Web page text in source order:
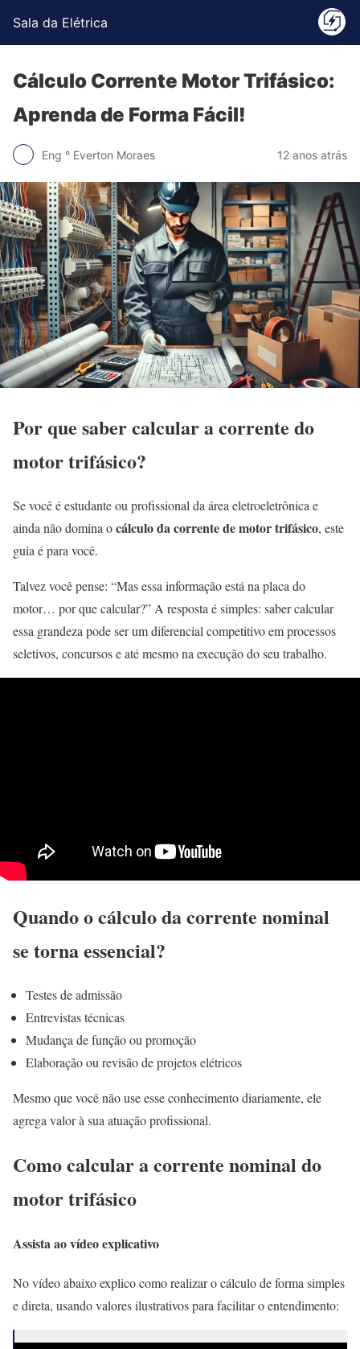
Sala da Elétrica
Cálculo Corrente Motor Trifásico:
Aprenda de Forma Fácil!
Eng ° Everton Moraes 12 anos atrás
Por que saber calcular a corrente do
motor trifásico?
Se você é estudante ou profissional da área eletroeletrônica e
ainda não domina ocálculo da corrente de motor trifásico, este
guia é para você.
Talvez você pense: “Mas essa informação está na placa do
motor… por que calcular?” A resposta é simples: saber calcular
essa grandeza pode ser um diferencial competitivo em processos
seletivos, concursos e até mesmo na execução do seu trabalho.
Quando o cálculo da corrente nominal
se torna essencial?
Testes de admissão
Entrevistas técnicas
Mudança de função ou promoção
Elaboração ou revisão de projetos elétricos
Mesmo que você não use esse conhecimento diariamente, ele
agrega valor à sua atuação profissional.
Como calcular a corrente nominal do
motor trifásico
Assista ao vídeo explicativo
No vídeo abaixo explico como realizar o cálculo de forma simples
e direta, usando valores ilustrativos para facilitar o entendimento: